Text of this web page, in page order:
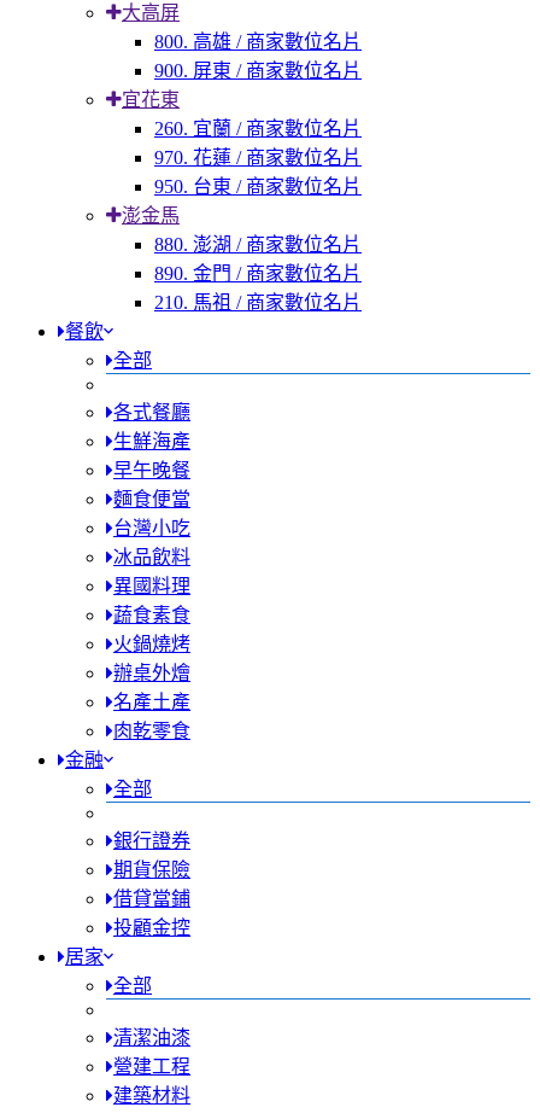
大高屏
800. 高雄 / 商家數位名片
900. 屏東 / 商家數位名片
宜花東
260. 宜蘭 / 商家數位名片
970. 花蓮 / 商家數位名片
950. 台東 / 商家數位名片
澎金馬
880. 澎湖 / 商家數位名片
890. 金門 / 商家數位名片
210. 馬祖 / 商家數位名片
餐飲
全部
各式餐廳
生鮮海產
早午晚餐
麵食便當
台灣小吃
冰品飲料
異國料理
蔬食素食
火鍋燒烤
辦桌外燴
名產土產
肉乾零食
金融
全部
銀行證券
期貨保險
借貸當鋪
投顧金控
居家
全部
清潔油漆
營建工程
建築材料